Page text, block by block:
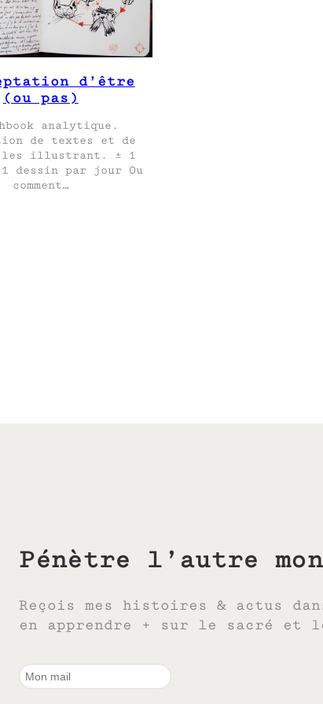
d’être
(ou pas)
analytique.
de textes et de
les illustrant. ± 1
dessin par jour Ou
comment…
Pénètre l’autre
Reçois mes histoires & actus
en apprendre + sur le sacré et